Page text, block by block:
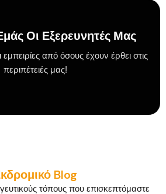
Οι Εξερευνητές Μας
εμπειρίες από όσους έχουν έρθει στις
περιπέτειές μας!
Blog
τόπους που επισκεπτόμαστε